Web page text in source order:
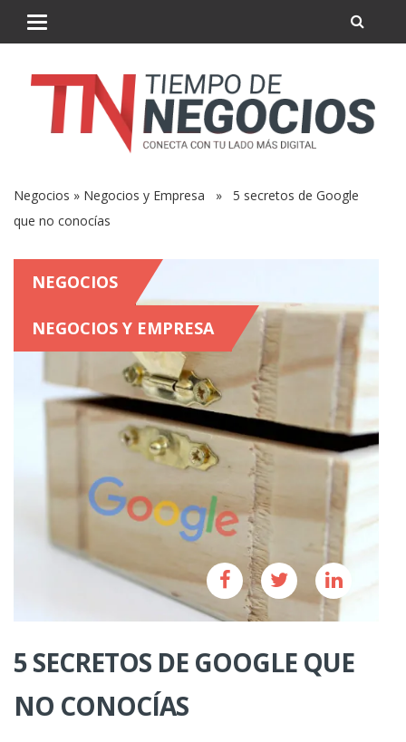
Negocios » Negocios y Empresa » 5 secretos de Google
que no conocías
NEGOCIOS
NEGOCIOS Y EMPRESA
5 SECRETOS DE GOOGLE QUE
NO CONOCÍAS